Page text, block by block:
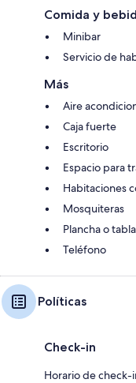
Comida y
Minibar
Servicio de
Más
Aire
Caja fuerte
Escritorio
Espacio para
Habitaciones
Mosquiteras
Plancha o
Teléfono
Políticas
Check-in
Horario de check-